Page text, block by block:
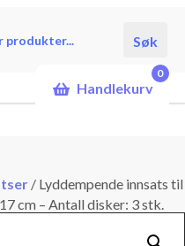
Søk
Handlekurv
0
/ Lyddempende innsats til
cm – Antall disker: 3 stk.